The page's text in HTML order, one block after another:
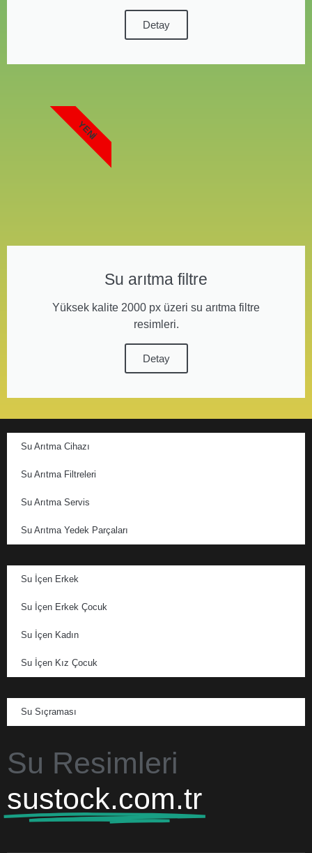
Detay
Su arıtma filtre
Yüksek kalite 2000 px üzeri su arıtma filtre
resimleri.
Detay
YENI
Su Arıtma Cihazı
Su Arıtma Filtreleri
Su Arıtma Servis
Su Arıtma Yedek Parçaları
Su İçen Erkek
Su İçen Erkek Çocuk
Su İçen Kadın
Su İçen Kız Çocuk
Su Sıçraması
Su Resimleri
sustock.com.tr